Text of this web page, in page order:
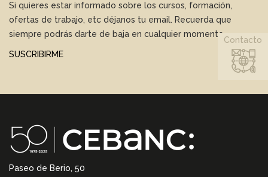
Si quieres estar informado sobre los cursos, formación,
ofertas de trabajo, etc déjanos tu email. Recuerda que
siempre podrás darte de baja en cualquier momento.
SUSCRIBIRME
Paseo de Berio, 50
Contacto